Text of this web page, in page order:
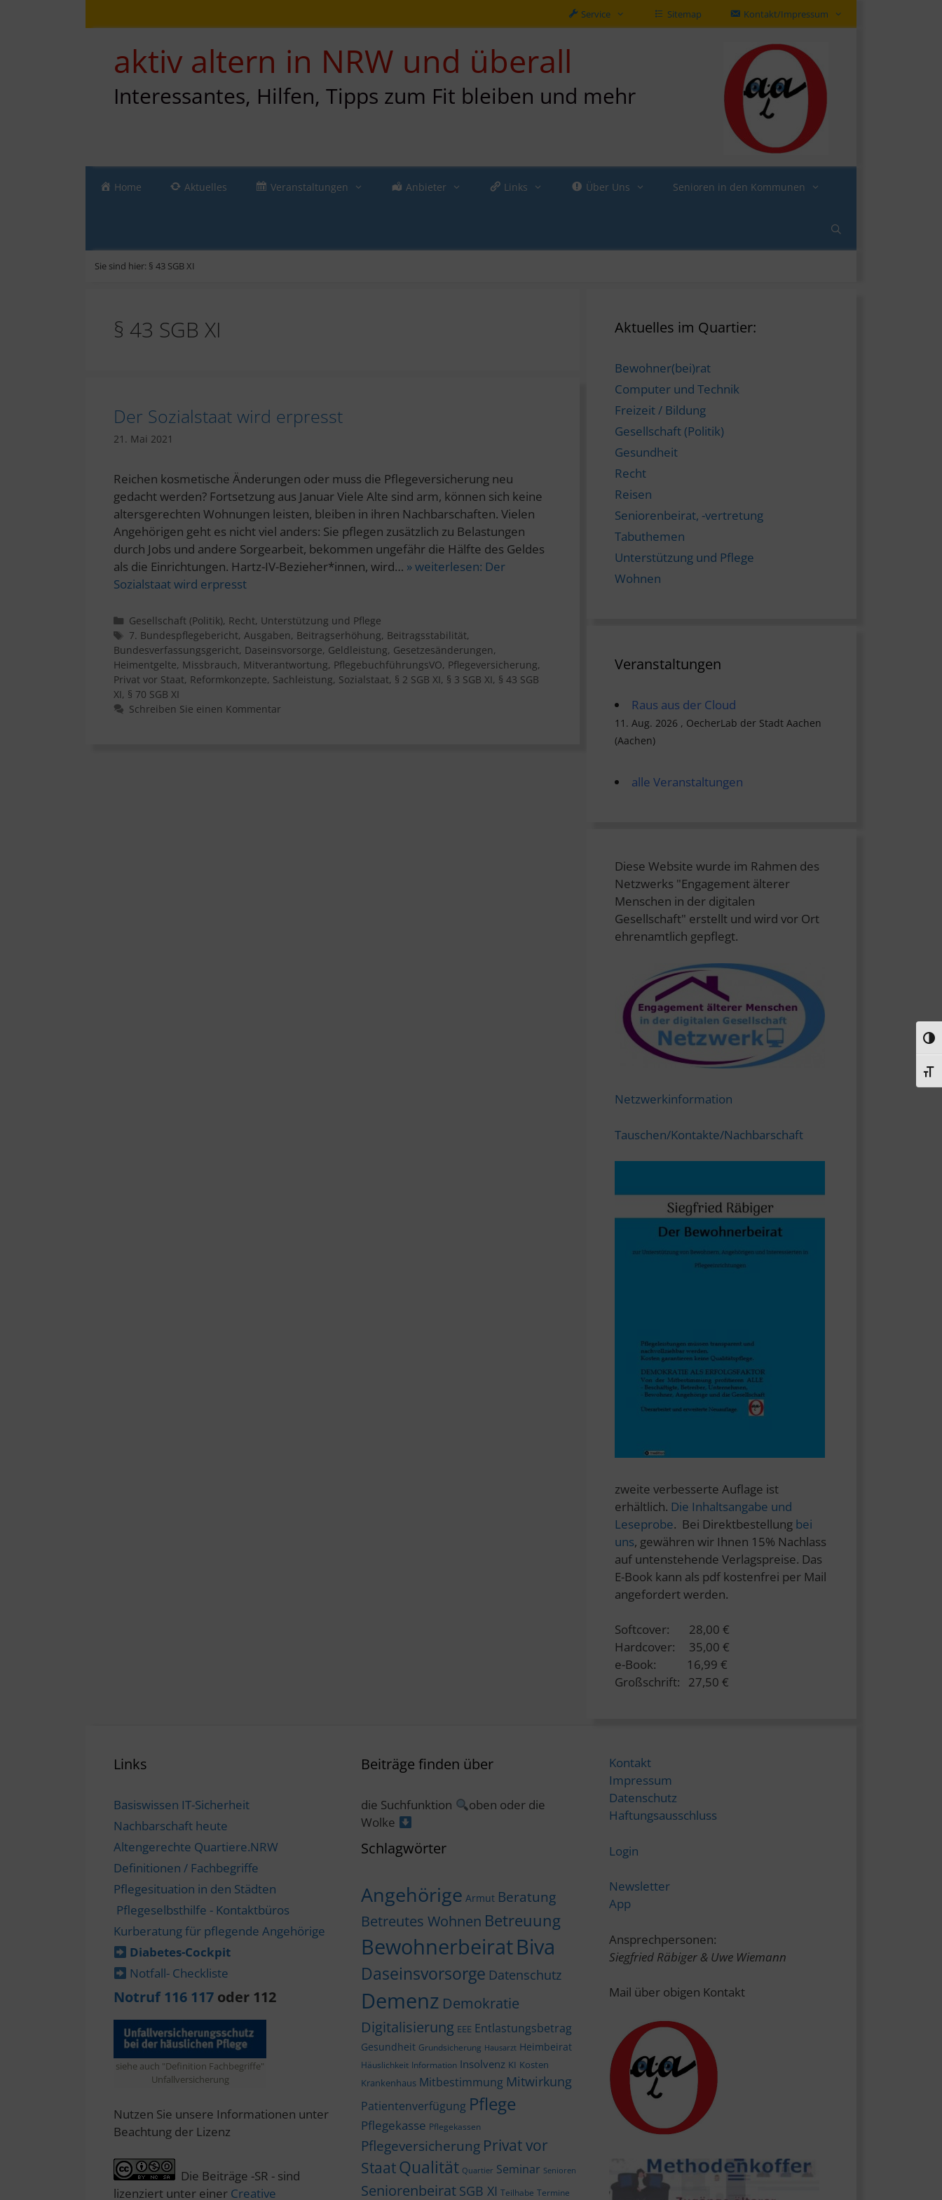
Service Sitemap Kontakt/Impressum
aktiv altern in NRW und überall
Interessantes, Hilfen, Tipps zum Fit bleiben und mehr
Home Aktuelles Veranstaltungen Anbieter Links Über Uns Senioren in den Kommunen
Sie sind hier: § 43 SGB XI
§ 43 SGB XI
Der Sozialstaat wird erpresst
21. Mai 2021
Reichen kosmetische Änderungen oder muss die Pflegeversicherung neu
gedacht werden? Fortsetzung aus Januar Viele Alte sind arm, können sich keine
altersgerechten Wohnungen leisten, bleiben in ihren Nachbarschaften. Vielen
Angehörigen geht es nicht viel anders: Sie pflegen zusätzlich zu Belastungen
durch Jobs und andere Sorgearbeit, bekommen ungefähr die Hälfte des Geldes
als die Einrichtungen. Hartz-IV-Bezieher*innen, wird… » weiterlesen: Der
Sozialstaat wird erpresst
Kategorien
Gesellschaft (Politik), Recht, Unterstützung und Pflege
Schlagwörter
7. Bundespflegebericht, Ausgaben, Beitragserhöhung, Beitragsstabilität,
Bundesverfassungsgericht, Daseinsvorsorge, Geldleistung, Gesetzesänderungen,
Heimentgelte, Missbrauch, Mitverantwortung, PflegebuchführungsVO, Pflegeversicherung,
Privat vor Staat, Reformkonzepte, Sachleistung, Sozialstaat, § 2 SGB XI, § 3 SGB XI, § 43 SGB
XI, § 70 SGB XI
Schreiben Sie einen Kommentar
Aktuelles im Quartier:
Bewohner(bei)rat
Computer und Technik
Freizeit / Bildung
Gesellschaft (Politik)
Gesundheit
Recht
Reisen
Seniorenbeirat, -vertretung
Tabuthemen
Unterstützung und Pflege
Wohnen
Veranstaltungen
Raus aus der Cloud
11. Aug. 2026 , OecherLab der Stadt Aachen
(Aachen)
alle Veranstaltungen
Diese Website wurde im Rahmen des
Netzwerks "Engagement älterer
Menschen in der digitalen
Gesellschaft" erstellt und wird vor Ort
ehrenamtlich gepflegt.
Netzwerkinformation
Tauschen/Kontakte/Nachbarschaft
zweite verbesserte Auflage ist
erhältlich. Die Inhaltsangabe und
Leseprobe. Bei Direktbestellung bei
uns, gewähren wir Ihnen 15% Nachlass
auf untenstehende Verlagspreise. Das
E-Book kann als pdf kostenfrei per Mail
angefordert werden.
Softcover: 28,00 €
Hardcover: 35,00 €
e-Book: 16,99 €
Großschrift: 27,50 €
Links
Basiswissen IT-Sicherheit
Nachbarschaft heute
Altengerechte Quartiere.NRW
Definitionen / Fachbegriffe
Pflegesituation in den Städten
Pflegeselbsthilfe - Kontaktbüros
Kurberatung für pflegende Angehörige
Diabetes-​Cockpit
Notfall- Checkliste
Notruf 116 117 oder 112
siehe auch "Definition Fachbegriffe"
Unfallversicherung
Nutzen Sie unsere Informationen unter
Beachtung der Lizenz
Die Beiträge -SR - sind
lizenziert unter einer Creative
Beiträge finden über
die Suchfunktion
oben oder die
Wolke
Schlagwörter
Angehörige Armut Beratung
Betreutes Wohnen Betreuung
BewohnerbeiratBiva
Daseinsvorsorge Datenschutz
Demenz Demokratie
Digitalisierung EEE Entlastungsbetrag
Gesundheit Grundsicherung Hausarzt Heimbeirat
Häuslichkeit Information Insolvenz KI Kosten
Krankenhaus Mitbestimmung Mitwirkung
Patientenverfügung Pflege
Pflegekasse Pflegekassen
Pflegeversicherung Privat vor
StaatQualität Quartier Seminar Senioren
Seniorenbeirat SGB XI Teilhabe Termine
Kontakt
Impressum
Datenschutz
Haftungsausschluss
Login
Newsletter
App
Ansprechpersonen:
Siegfried Räbiger & Uwe Wiemann
Mail über obigen Kontakt